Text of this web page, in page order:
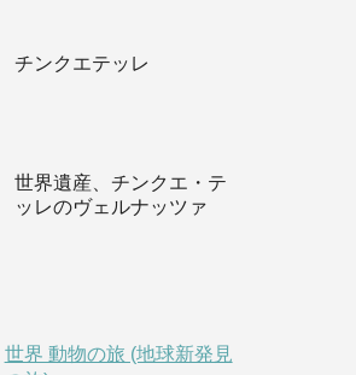
チンクエテッレ
世界遺産、チンクエ・テ
ッレのヴェルナッツァ
世界 動物の旅 (地球新発見